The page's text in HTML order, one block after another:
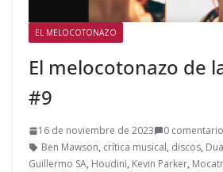
EL MELOCOTONAZO
El melocotonazo de
#9
16 de noviembre de 2023
0
Ben Mawson, crítica musical, discos,
Guillermo SA, Houdini, Kevin Parker,